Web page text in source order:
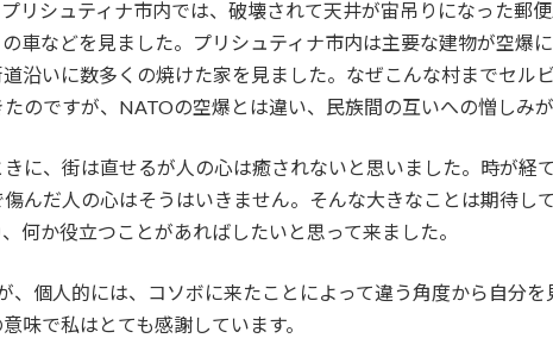
リシュティナ市内では、破壊されて天井が宙吊りになった郵
車などを見ました。プリシュティナ市内は主要な建物が空爆
沿いに数多くの焼けた家を見ました。なぜこんな村までセル
のですが、NATOの空爆とは違い、民族間の互いへの憎しみが
に、街は直せるが人の心は癒されないと思いました。時が経
んだ人の心はそうはいきません。そんな大きなことは期待し
何か役立つことがあればしたいと思って来ました。
、個人的には、コソボに来たことによって違う角度から自分
味で私はとても感謝しています。